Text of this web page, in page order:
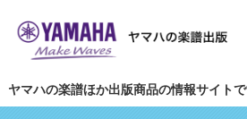
ヤマハの楽譜ほか出版商品の情報サイトで